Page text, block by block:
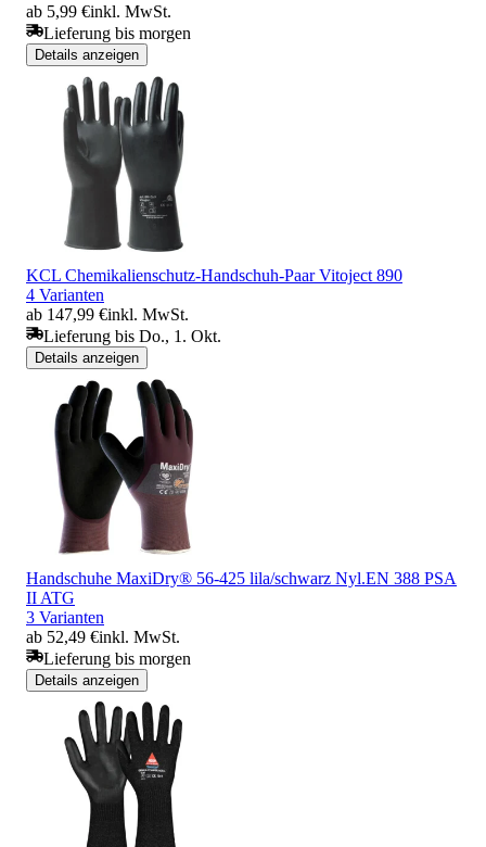
ab 5,99 €inkl. MwSt.
Lieferung bis morgen
Details anzeigen
KCL Chemikalienschutz-Handschuh-Paar Vitoject 890
4 Varianten
ab 147,99 €inkl. MwSt.
Lieferung bis Do., 1. Okt.
Details anzeigen
Handschuhe MaxiDry® 56-425 lila/schwarz Nyl.EN 388 PSA
II ATG
3 Varianten
ab 52,49 €inkl. MwSt.
Lieferung bis morgen
Details anzeigen